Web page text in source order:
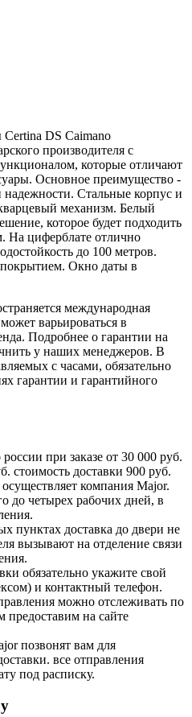
DS Caimano
производителя с
которые отличают
Основное преимущество -
надежности. Стальные корпус и
механизм. Белый
которое будет подходить
На циферблате отлично
до 100 метров.
. Окно даты в
международная
варьироваться в
Подробнее о гарантии на
у наших менеджеров. В
с часами, обязательно
гарантии и гарантийного
при заказе от 30 000 руб.
стоимость доставки 900 руб.
компания Major.
до четырех рабочих дней, в
пунктах доставка до двери не
вызывают на отделение связи
обязательно укажите свой
и контактный телефон.
можно отслеживать по
на сайте
позвонят вам для
все отправления
под расписку.